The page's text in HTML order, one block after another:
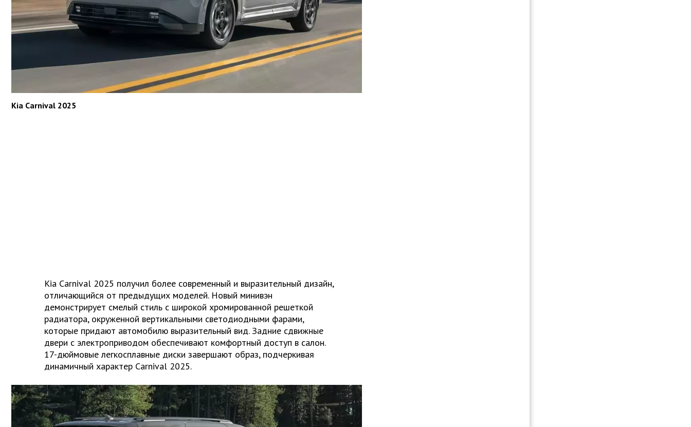
Kia Carnival 2025
Kia Carnival 2025 получил более современный и выразительный дизайн,
отличающийся от предыдущих моделей. Новый минивэн
демонстрирует смелый стиль с широкой хромированной решеткой
радиатора, окруженной вертикальными светодиодными фарами,
которые придают автомобилю выразительный вид. Задние сдвижные
двери с электроприводом обеспечивают комфортный доступ в салон.
17-дюймовые легкосплавные диски завершают образ, подчеркивая
динамичный характер Carnival 2025.